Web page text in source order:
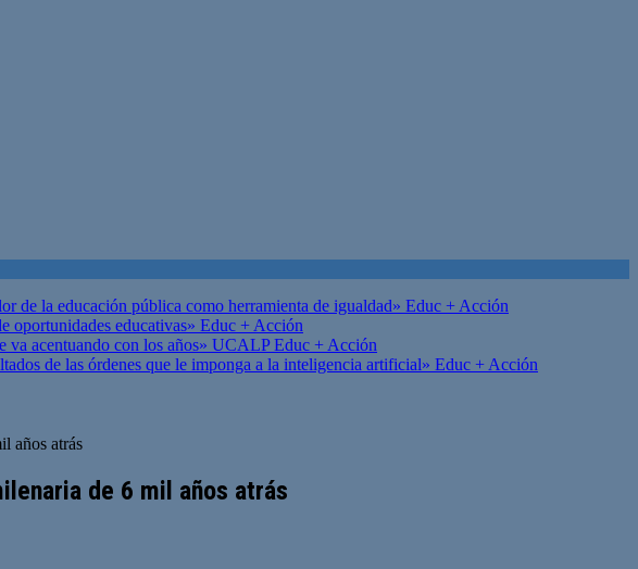
de la educación pública como herramienta de igualdad» Educ + Acción
oportunidades educativas» Educ + Acción
va acentuando con los años» UCALPEduc + Acción
de las órdenes que le imponga a la inteligencia artificial» Educ + Acción
años atrás
de 6 mil años atrás